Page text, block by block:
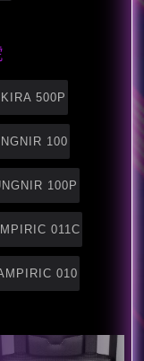
500P
100
100P
011C
010